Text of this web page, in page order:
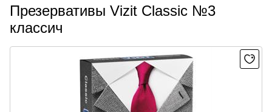
Презервативы Vizit Classic №3
классич